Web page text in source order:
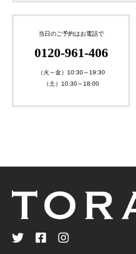
当日のご予約はお電話で
0120-961-406
（火～金）10:30～19:30
（土）10:30～18:00